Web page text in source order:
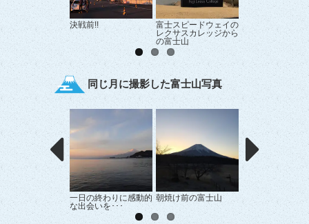
決戦前!!
富士スピードウェイの
レクサスカレッジから
の富士山
雲隠れ。
同じ月に撮影した富士山写真
一日の終わりに感動的
な出会いを･･･
朝焼け前の富士山 中伊豆からの富